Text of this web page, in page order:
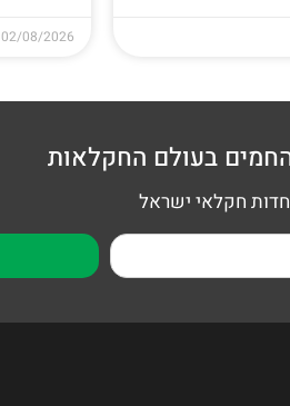
02/08/2026
בעולם החקלאות
חקלאי ישראל